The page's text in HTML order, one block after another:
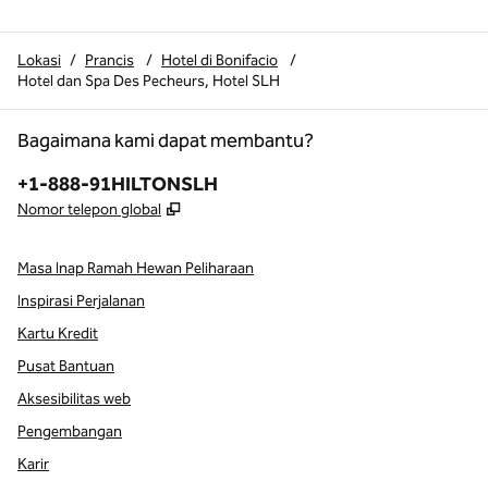
Lokasi / Prancis / Hotel di Bonifacio
/
Hotel dan Spa Des Pecheurs, Hotel SLH
Bagaimana kami dapat membantu?
Telepon:
+1-888-91HILTONSLH
Nomor telepon global ,
Masa Inap Ramah Hewan Peliharaan
Inspirasi Perjalanan
Kartu Kredit
Pusat Bantuan
Aksesibilitas web
Pengembangan
Karir